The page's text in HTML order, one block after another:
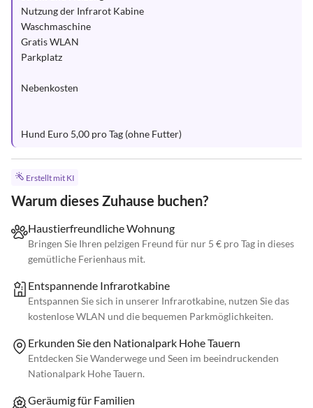
Nutzung der Infrarot Kabine
Waschmaschine
Gratis WLAN
Parkplatz
Nebenkosten
Hund Euro 5,00 pro Tag (ohne Futter)
Erstellt mit KI
Warum dieses Zuhause buchen?
Haustierfreundliche Wohnung
Bringen Sie Ihren pelzigen Freund für nur 5 € pro Tag in dieses
gemütliche Ferienhaus mit.
Entspannende Infrarotkabine
Entspannen Sie sich in unserer Infrarotkabine, nutzen Sie das
kostenlose WLAN und die bequemen Parkmöglichkeiten.
Erkunden Sie den Nationalpark Hohe Tauern
Entdecken Sie Wanderwege und Seen im beeindruckenden
Nationalpark Hohe Tauern.
Geräumig für Familien